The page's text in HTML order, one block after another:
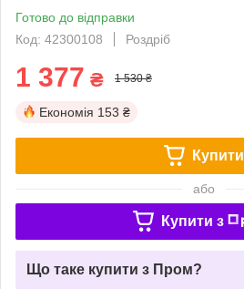
Готово до відправки
Код: 42300108
Роздріб
1 377 ₴ 1 530 ₴
Економія 153 ₴
Купити
або
Купити з
Що таке купити з Пром?